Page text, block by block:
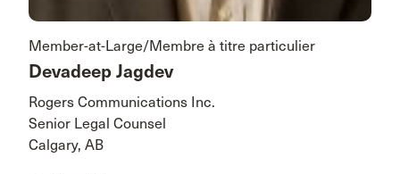
Member-at-Large/Membre à titre particulier
Devadeep Jagdev
Rogers Communications Inc.
Senior Legal Counsel
Calgary, AB